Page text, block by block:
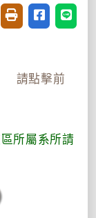
友善列印(開新視
分享至臉書
分享
請點擊前
所屬系所請